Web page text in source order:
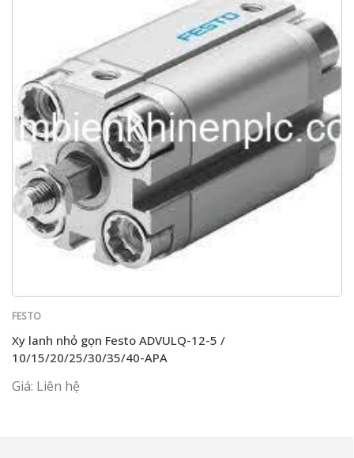
FESTO
Xy lanh nhỏ gọn Festo ADVULQ-12-5 /
10/15/20/25/30/35/40-APA
Giá: Liên hệ